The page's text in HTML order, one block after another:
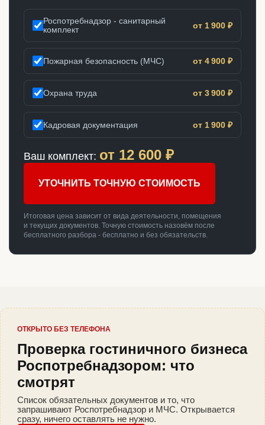
Роспотребнадзор - санитарный
комплект
от 1 900 ₽
Пожарная безопасность (МЧС) от 4 900 ₽
Охрана труда от 3 900 ₽
Кадровая документация от 1 900 ₽
Ваш комплект: от 12 600 ₽
УТОЧНИТЬ ТОЧНУЮ СТОИМОСТЬ
Итоговая цена зависит от вида деятельности, помещения
и текущих документов. Точную стоимость назовём после
бесплатного разбора - бесплатно и без обязательств.
ОТКРЫТО БЕЗ ТЕЛЕФОНА
Проверка гостиничного бизнеса
Роспотребнадзором: что
смотрят
Список обязательных документов и то, что
запрашивают Роспотребнадзор и МЧС. Открывается
сразу, ничего оставлять не нужно.